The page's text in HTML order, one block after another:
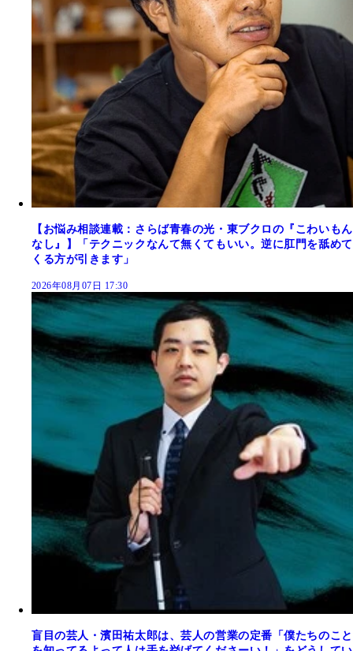
【お悩み相談連載：さらば青春の光・東ブクロの『こわいもん
なし』】「テクニックなんて無くてもいい。逆に肛門を舐めて
くる方が引きます」
2026年08月07日 17:30
盲目の芸人・濱田祐太郎は、芸人の営業の定番「僕たちのこと